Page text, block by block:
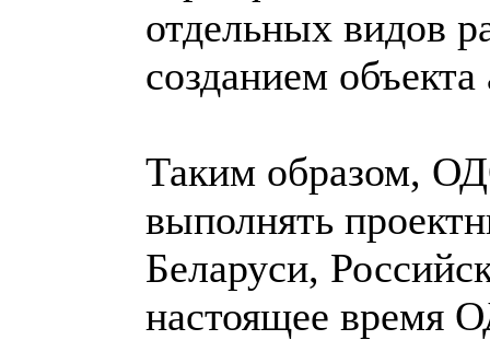
отдельных видов
созданием
Таким образом,
выполнять
Беларуси,
настоящее время